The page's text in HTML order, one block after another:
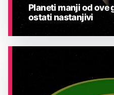
Planeti manji od ove
ostati nastanjivi